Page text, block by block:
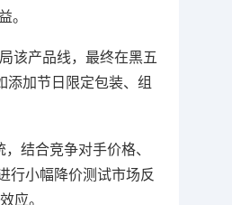
。
该产品线，最终在黑五
添加节日限定包装、组
结合竞争对手价格、
行小幅降价测试市场反
应。